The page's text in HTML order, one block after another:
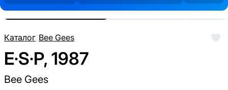
Каталог/Bee Gees
E·S·P, 1987
Bee Gees
Реальные фото пластинки.
Нажмите, чтобы увеличить